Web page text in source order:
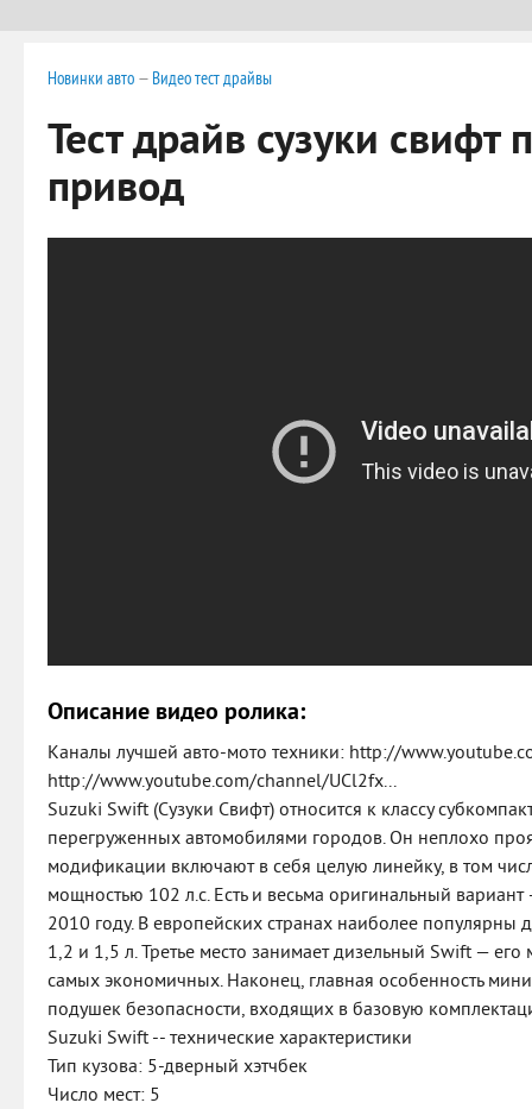
Новинки авто — Видео тест драйвы
Тест драйв сузуки свифт
привод
Описание видео ролика:
Каналы лучшей авто-мото техники: http://
http://www.youtube.com/channel/UCl2fx...
Suzuki Swift (Сузуки Свифт) относится к классу
перегруженных автомобилями городов. Он неплохо
модификации включают в себя целую линейку, в том
мощностью 102 л.с. Есть и весьма оригинальный
2010 году. В европейских странах наиболее
1,2 и 1,5 л. Третье место занимает дизельный Swift —
самых экономичных. Наконец, главная особенность
подушек безопасности, входящих в базовую
Suzuki Swift -- технические характеристики
Тип кузова: 5-дверный хэтчбек
Число мест: 5